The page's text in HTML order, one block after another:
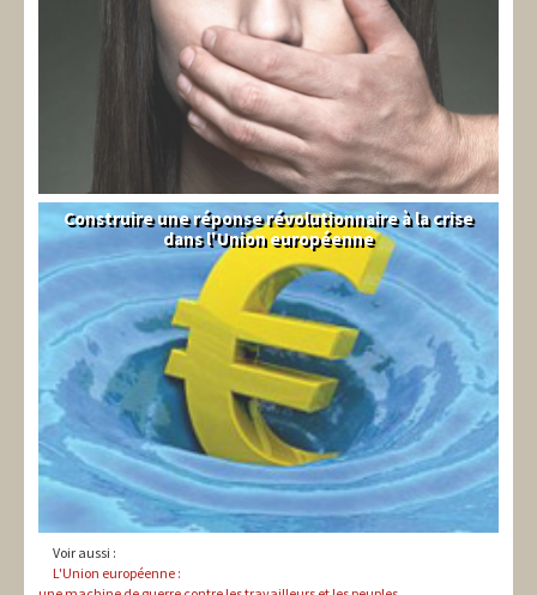
Syndical
Construire une réponse révolutionnaire à la crise
dans l'Union européenne
Voir aussi :
L'Union européenne :